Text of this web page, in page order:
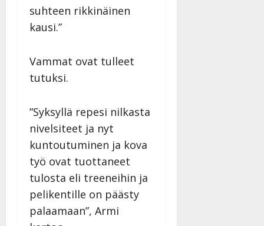
suhteen rikkinäinen
kausi.”
Vammat ovat tulleet
tutuksi.
”Syksyllä repesi nilkasta
nivelsiteet ja nyt
kuntoutuminen ja kova
työ ovat tuottaneet
tulosta eli treeneihin ja
pelikentille on päästy
palaamaan”, Armi